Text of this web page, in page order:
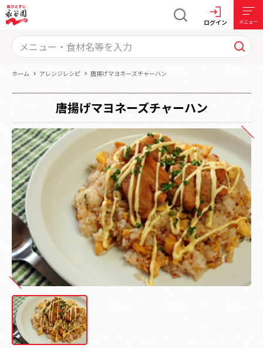
ログイン メニュー
ホーム アレンジレシピ 唐揚げマヨネーズチャーハン
唐揚げマヨネーズチャーハン